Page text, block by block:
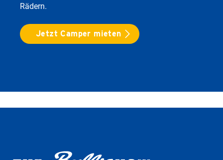
Rädern.
Jetzt Camper mieten